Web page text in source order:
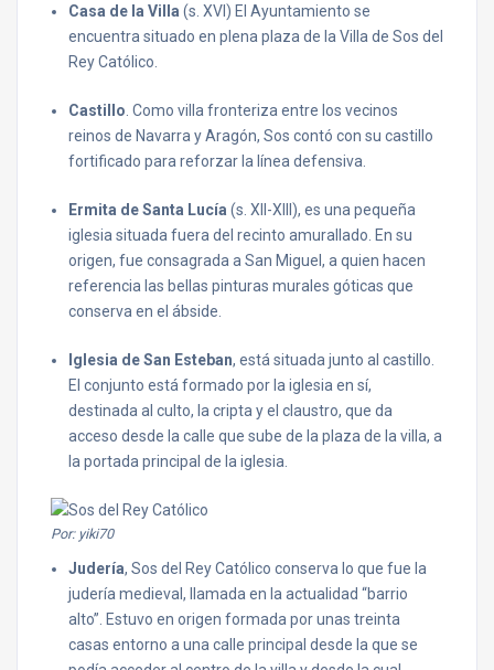
Casa de la Villa (s. XVI) El Ayuntamiento se
encuentra situado en plena plaza de la Villa de Sos del
Rey Católico.
Castillo . Como villa fronteriza entre los vecinos
reinos de Navarra y Aragón, Sos contó con su castillo
fortificado para reforzar la línea defensiva.
Ermita de Santa Lucía (s. XII-XIII), es una pequeña
iglesia situada fuera del recinto amurallado. En su
origen, fue consagrada a San Miguel, a quien hacen
referencia las bellas pinturas murales góticas que
conserva en el ábside.
Iglesia de San Esteban, está situada junto al castillo.
El conjunto está formado por la iglesia en sí,
destinada al culto, la cripta y el claustro, que da
acceso desde la calle que sube de la plaza de la villa, a
la portada principal de la iglesia.
Por: yiki70
Judería, Sos del Rey Católico conserva lo que fue la
judería medieval, llamada en la actualidad “barrio
alto”. Estuvo en origen formada por unas treinta
casas entorno a una calle principal desde la que se